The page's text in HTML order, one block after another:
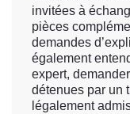
invitées à
pièces
demandes
également
expert,
détenues par un
légalement